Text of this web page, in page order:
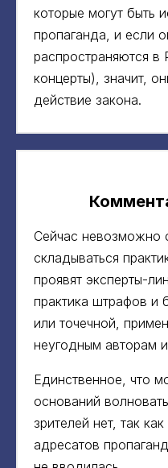
которые могут быть
пропаганда, и если
распространяются в
концерты), значит,
действие закона.
Сейчас невозможно
складываться
проявят эксперты-
практика штрафов и
или точечной,
неугодным авторам
Единственное, что
оснований
зрителей нет, так
адресатов